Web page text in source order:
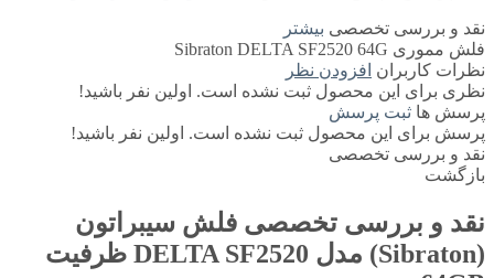
نقد و بررسی تخصصی بیشتر
فلش مموری Sibraton DELTA SF2520 64G
نظرات کاربران افزودن نظر
نظری برای این محصول ثبت نشده است. اولین نفر باشید!
پرسش ها ثبت پرسش
پرسش برای این محصول ثبت نشده است. اولین نفر باشید!
نقد و بررسی تخصصی
بازگشت
نقد و بررسی تخصصی فلش سیبراتون
(Sibraton) مدل DELTA SF2520 ظرفیت